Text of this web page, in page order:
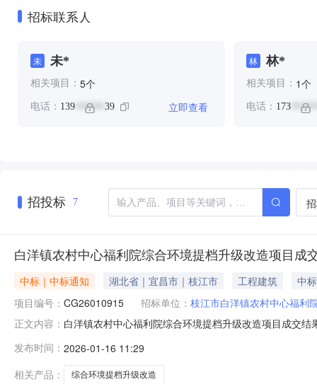
招标联系人
未 未*
相关项目： 5个
电话： 139 ****** 39 立即查看
林 林*
相关项目： 1个
电话： 173
招投标 7
白洋镇农村中心福利院综合环境提档升级改造项目成
中标｜中标通知 湖北省｜宜昌市｜枝江市 工程建筑
中
项目编号： CG26010915 招标单位： 枝江市白洋镇农村中心福利
正文内容： 白洋镇农村中心福利院综合环境提档升级改造项目成交
提档升级改造项目施工范围：对福利院综合环境提档升
息：鄂242212113654
发布时间： 2026-01-16 11:29
相关产品：
综合环境提档升级改造